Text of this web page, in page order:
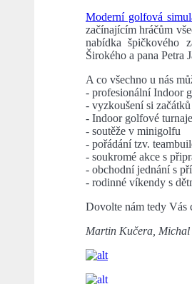
Moderní golfová
začínajícím hráčům
nabídka špičkového
Širokého a pana Petra
A co všechno u nás
- profesionální Indoor
- vyzkoušení si
- Indoor golfové turnaje
- soutěže v minigolfu
- pořádání tzv.
- soukromé akce s
- obchodní jednání s
- rodinné víkendy s
Dovolte nám tedy Vás
Martin Kučera,